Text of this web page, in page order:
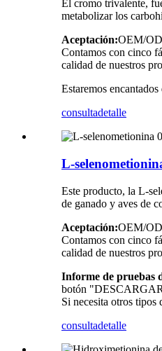
El cromo trivalente,
metabolizar los
Aceptación:OEM/
Contamos con cinco
calidad de nuestros
Estaremos
consultadetalle
L-
Este producto, la L-
de ganado y aves de
Aceptación:OEM/
Contamos con cinco
calidad de nuestros
Informe de pruebas
botón
Si necesita otros tipos
consultadetalle